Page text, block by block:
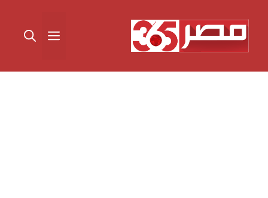
المحتوى القائمة